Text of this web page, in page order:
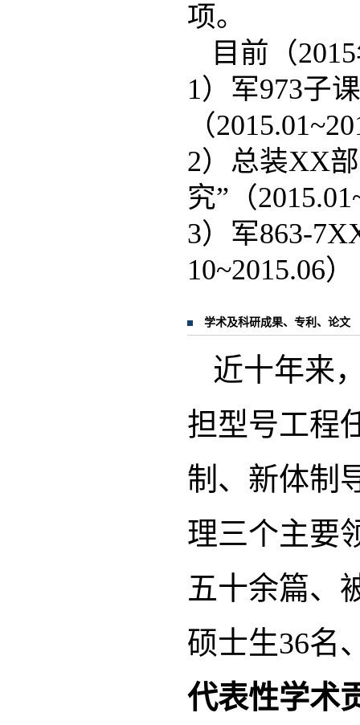
项。
目前（
1）军973子
（
2）总装XX
究”（
3）军863-
10~2015.06）
学术及科研成果、专利、论文
近十年来
担型号工程
制、新体制
理三个主要
五十余篇、
硕士生36名
代表性学术